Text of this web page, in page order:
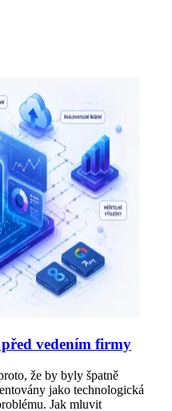
vedením firmy
že by byly špatně
jako technologická
Jak mluvit